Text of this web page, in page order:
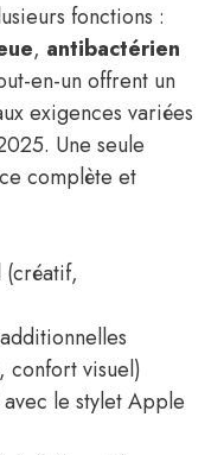
fonctions :
, antibactérien
en-un offrent un
exigences variées
Une seule
complète et
(créatif,
confort visuel)
le stylet Apple